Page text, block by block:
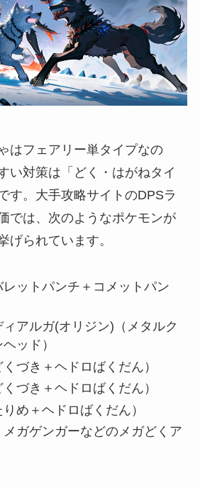
はフェアリー単タイプなの
い対策は「どく・はがねタイ
す。大手攻略サイトのDPSラ
では、次のようなポケモンが
げられています。
ットパンチ＋コメットパン
アルガ(オリジン)（メタルク
ッド）
づき＋ヘドロばくだん）
づき＋ヘドロばくだん）
め＋ヘドロばくだん）
ガゲンガーなどのメガどくア